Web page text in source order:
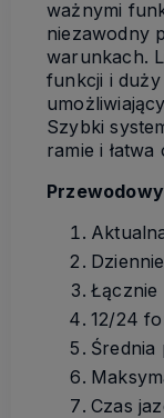
ważnymi
niezawodny
warunkach.
funkcji i
Szybki
ramie i łatwa
Łącznie
12/24
Średnia
Czas